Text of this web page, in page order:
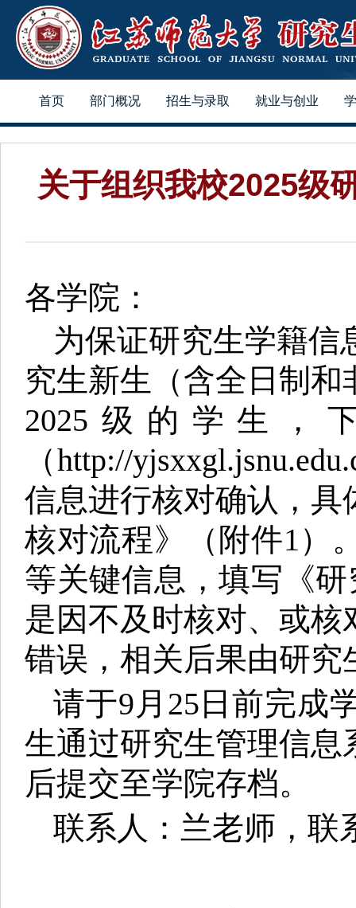
首页 部门概况 招生与录取 就业与创业
关于组织我校2025级
各学院：
为保证研究生学籍信
究生新生（含全日制
2025级的学生，
（http://
信息进行核对确认，
核对流程》（附件1）
等关键信息，填写《
是因不及时核对、或
错误，相关后果由研究
请于9月25日前完成
生通过研究生管理信
后提交至学院存档。
联系人：兰老师，联